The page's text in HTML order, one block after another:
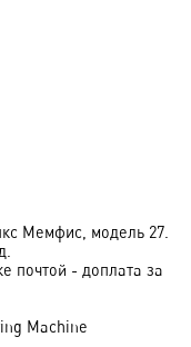
Мемфис, модель 27.
почтой - доплата за
Machine